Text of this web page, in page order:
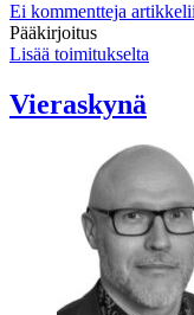
Ei kommentteja
Pääkirjoitus
Lisää toimitukselta
Vieraskynä